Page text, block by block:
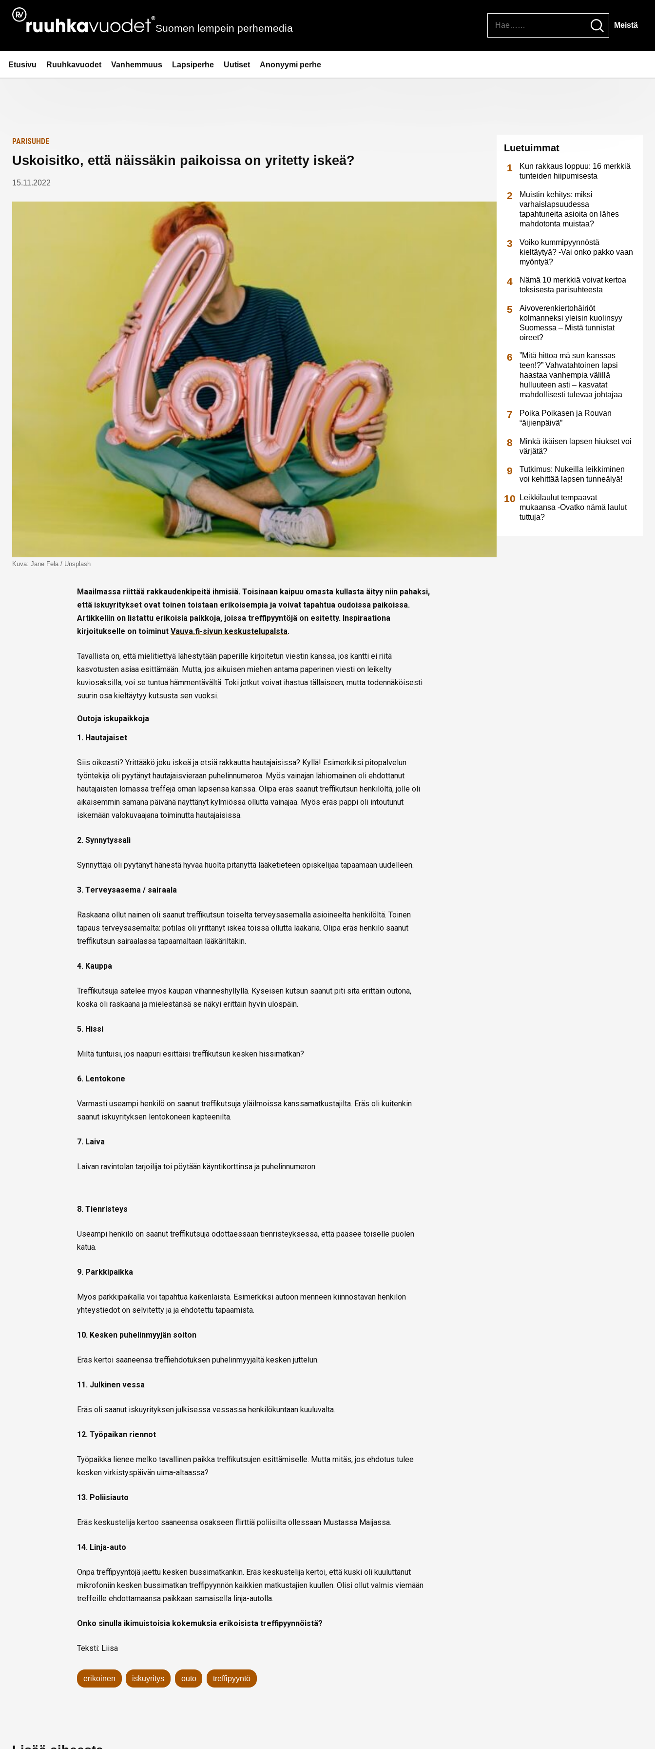
Siirry
sisältöön
Ruuhkavuodet.fi
Suomen lempein perhemedia Meistä
Etusivu Ruuhkavuodet Vanhemmuus Lapsiperhe Uutiset Anonyymi perhe
Etusivulle
PARISUHDE
Uskoisitko, että näissäkin paikoissa on yritetty iskeä?
15.11.2022
Kuva: Jane Fela / Unsplash
Maailmassa riittää rakkaudenkipeitä ihmisiä. Toisinaan kaipuu omasta kullasta äityy niin pahaksi,
että iskuyritykset ovat toinen toistaan erikoisempia ja voivat tapahtua oudoissa paikoissa.
Artikkeliin on listattu erikoisia paikkoja, joissa treffipyyntöjä on esitetty. Inspiraationa
kirjoitukselle on toiminut Vauva.fi-sivun keskustelupalsta.
Tavallista on, että mielitiettyä lähestytään paperille kirjoitetun viestin kanssa, jos kantti ei riitä
kasvotusten asiaa esittämään. Mutta, jos aikuisen miehen antama paperinen viesti on leikelty
kuviosaksilla, voi se tuntua hämmentävältä. Toki jotkut voivat ihastua tällaiseen, mutta todennäköisesti
suurin osa kieltäytyy kutsusta sen vuoksi.
Outoja iskupaikkoja
1. Hautajaiset
Siis oikeasti? Yrittääkö joku iskeä ja etsiä rakkautta hautajaisissa? Kyllä! Esimerkiksi pitopalvelun
työntekijä oli pyytänyt hautajaisvieraan puhelinnumeroa. Myös vainajan lähiomainen oli ehdottanut
hautajaisten lomassa treffejä oman lapsensa kanssa. Olipa eräs saanut treffikutsun henkilöltä, jolle oli
aikaisemmin samana päivänä näyttänyt kylmiössä ollutta vainajaa. Myös eräs pappi oli intoutunut
iskemään valokuvaajana toiminutta hautajaisissa.
2. Synnytyssali
Synnyttäjä oli pyytänyt hänestä hyvää huolta pitänyttä lääketieteen opiskelijaa tapaamaan uudelleen.
3. Terveysasema / sairaala
Raskaana ollut nainen oli saanut treffikutsun toiselta terveysasemalla asioineelta henkilöltä. Toinen
tapaus terveysasemalta: potilas oli yrittänyt iskeä töissä ollutta lääkäriä. Olipa eräs henkilö saanut
treffikutsun sairaalassa tapaamaltaan lääkäriltäkin.
4. Kauppa
Treffikutsuja satelee myös kaupan vihanneshyllyllä. Kyseisen kutsun saanut piti sitä erittäin outona,
koska oli raskaana ja mielestänsä se näkyi erittäin hyvin ulospäin.
5. Hissi
Miltä tuntuisi, jos naapuri esittäisi treffikutsun kesken hissimatkan?
6. Lentokone
Varmasti useampi henkilö on saanut treffikutsuja yläilmoissa kanssamatkustajilta. Eräs oli kuitenkin
saanut iskuyrityksen lentokoneen kapteenilta.
7. Laiva
Laivan ravintolan tarjoilija toi pöytään käyntikorttinsa ja puhelinnumeron.
8. Tienristeys
Useampi henkilö on saanut treffikutsuja odottaessaan tienristeyksessä, että pääsee toiselle puolen
katua.
9. Parkkipaikka
Myös parkkipaikalla voi tapahtua kaikenlaista. Esimerkiksi autoon menneen kiinnostavan henkilön
yhteystiedot on selvitetty ja ja ehdotettu tapaamista.
10. Kesken puhelinmyyjän soiton
Eräs kertoi saaneensa treffiehdotuksen puhelinmyyjältä kesken juttelun.
11. Julkinen vessa
Eräs oli saanut iskuyrityksen julkisessa vessassa henkilökuntaan kuuluvalta.
12. Työpaikan riennot
Työpaikka lienee melko tavallinen paikka treffikutsujen esittämiselle. Mutta mitäs, jos ehdotus tulee
kesken virkistyspäivän uima-altaassa?
13. Poliisiauto
Eräs keskustelija kertoo saaneensa osakseen flirttiä poliisilta ollessaan Mustassa Maijassa.
14. Linja-auto
Onpa treffipyyntöjä jaettu kesken bussimatkankin. Eräs keskustelija kertoi, että kuski oli kuuluttanut
mikrofoniin kesken bussimatkan treffipyynnön kaikkien matkustajien kuullen. Olisi ollut valmis viemään
treffeille ehdottamaansa paikkaan samaisella linja-autolla.
Onko sinulla ikimuistoisia kokemuksia erikoisista treffipyynnöistä?
Teksti: Liisa
erikoinen iskuyritys outo treffipyyntö
Luetuimmat
Kun rakkaus loppuu: 16 merkkiä
tunteiden hiipumisesta
Muistin kehitys: miksi
varhaislapsuudessa
tapahtuneita asioita on lähes
mahdotonta muistaa?
Voiko kummipyynnöstä
kieltäytyä? -Vai onko pakko vaan
myöntyä?
Nämä 10 merkkiä voivat kertoa
toksisesta parisuhteesta
Aivoverenkiertohäiriöt
kolmanneksi yleisin kuolinsyy
Suomessa – Mistä tunnistat
oireet?
”Mitä hittoa mä sun kanssas
teen!?” Vahvatahtoinen lapsi
haastaa vanhempia välillä
hulluuteen asti – kasvatat
mahdollisesti tulevaa johtajaa
Poika Poikasen ja Rouvan
“äijienpäivä”
Minkä ikäisen lapsen hiukset voi
värjätä?
Tutkimus: Nukeilla leikkiminen
voi kehittää lapsen tunneälyä!
Leikkilaulut tempaavat
mukaansa -Ovatko nämä laulut
tuttuja?